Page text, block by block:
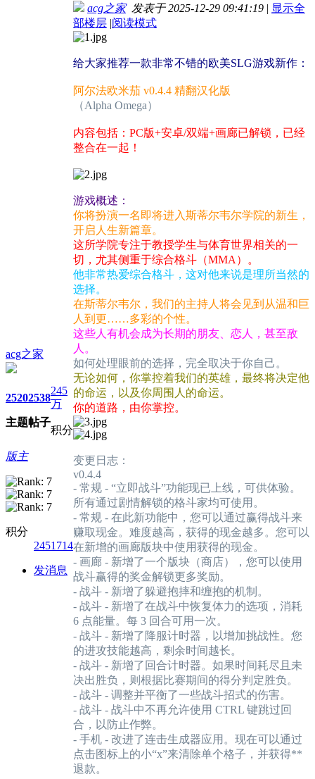
acg之家
2520
主题
2538
帖子
245
万
积分
版主
积分
2451714
发消息
acg之家发表于 2025-12-29 09:41:19 | 显示全
部楼层 |阅读模式
给大家推荐一款非常不错的欧美SLG游戏新作：
阿尔法欧米茄 v0.4.4 精翻汉化版
（Alpha Omega）
内容包括：PC版+安卓/双端+画廊已解锁，已经
整合在一起！
游戏概述：
你将扮演一名即将进入斯蒂尔韦尔学院的新生，
开启人生新篇章。
这所学院专注于教授学生与体育世界相关的一
切，尤其侧重于综合格斗（MMA）。
他非常热爱综合格斗，这对他来说是理所当然的
选择。
在斯蒂尔韦尔，我们的主持人将会见到从温和巨
人到更……多彩的个性。
这些人有机会成为长期的朋友、恋人，甚至敌
人。
如何处理眼前的选择，完全取决于你自己。
无论如何，你掌控着我们的英雄，最终将决定他
的命运，以及你周围人的命运。
你的道路，由你掌控。
变更日志：
v0.4.4
- 常规 - “立即战斗”功能现已上线，可供体验。
所有通过剧情解锁的格斗家均可使用。
- 常规 - 在此新功能中，您可以通过赢得战斗来
赚取现金。难度越高，获得的现金越多。您可以
在新增的画廊版块中使用获得的现金。
- 画廊 - 新增了一个版块（商店），您可以使用
战斗赢得的奖金解锁更多奖励。
- 战斗 - 新增了躲避抱摔和缠抱的机制。
- 战斗 - 新增了在战斗中恢复体力的选项，消耗
6 点能量。每 3 回合可用一次。
- 战斗 - 新增了降服计时器，以增加挑战性。您
的进攻技能越高，剩余时间越长。
- 战斗 - 新增了回合计时器。如果时间耗尽且未
决出胜负，则根据比赛期间的得分判定胜负。
- 战斗 - 调整并平衡了一些战斗招式的伤害。
- 战斗 - 战斗中不再允许使用 CTRL 键跳过回
合，以防止作弊。
- 手机 - 改进了连击生成器应用。现在可以通过
点击图标上的小“x”来清除单个格子，并获得**
退款。